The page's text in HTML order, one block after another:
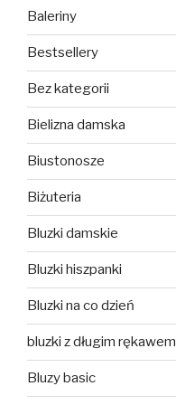
Baleriny
Bestsellery
Bez kategorii
Bielizna damska
Biustonosze
Biżuteria
Bluzki damskie
Bluzki hiszpanki
Bluzki na co dzień
bluzki z długim rękawem
Bluzy basic